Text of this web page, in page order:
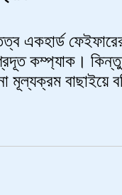
একহার্ড
কম্প্যাক। কিন্তু
মূল্যক্রম বাছাইয়ে